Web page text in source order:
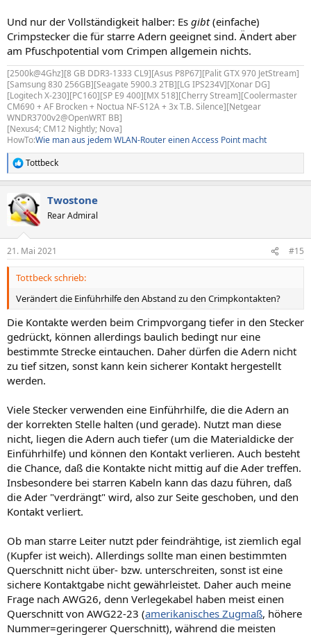
Und nur der Vollständigkeit halber: Es gibt(einfache)
Crimpstecker die für starre Adern geeignet sind. Ändert aber
am Pfuschpotential vom Crimpen allgemein nichts.
[2500k@4Ghz][8 GB DDR3-1333 CL9][Asus P8P67][Palit GTX 970 JetStream]
[Samsung 830 256GB][Seagate 5900.3 2TB][LG IPS234V][Xonar DG]
[Logitech X-230][PC160][SP E9 400][MX 518][Cherry Stream][Coolermaster
CM690 + AF Brocken + Noctua NF-S12A + 3x T.B. Silence][Netgear
WNDR3700v2@OpenWRT BB]
[Nexus4; CM12 Nightly; Nova]
HowTo:Wie man aus jedem WLAN-Router einen Access Point macht
R
e
k
t
i
e
n
Tottbeck
Twostone
Rear Admiral
21. Mai 2021 #15
Tottbeck schrieb:
Verändert die Einführhilfe den Abstand zu den Crimpkontakten?
Die Kontakte werden beim Crimpvorgang tiefer in den Stecker
gedrückt, können allerdings baulich bedingt nur eine
bestimmte Strecke eintauchen. Daher dürfen die Adern nicht
zu tief sitzen, sonst kann kein sicherer Kontakt hergestellt
werden.
Viele Stecker verwenden eine Einführhilfe, die die Adern an
der korrekten Stelle halten (und gerade). Nutzt man diese
nicht, liegen die Adern auch tiefer (um die Materialdicke der
Einführhilfe) und können den Kontakt verlieren. Auch besteht
die Chance, daß die Kontakte nicht mittig auf die Ader treffen.
Insbesondere bei starren Kabeln kann das dazu führen, daß
die Ader "verdrängt" wird, also zur Seite geschoben, und den
Kontakt verliert.
Ob man starre Leiter nutzt pder feindrähtige, ist ziemlich egal
(Kupfer ist weich). Allerdings sollte man einen bestimmten
Querschnitt nicht über- bzw. unterschreiten, sonst ist eine
sichere Kontaktgabe nicht gewährleistet. Daher auch meine
Frage nach AWG26, denn Verlegekabel haben meist einen
Querschnitt von AWG22-23 (amerikanisches Zugmaß, höhere
Nummer=geringerer Querschnitt), während die meisten